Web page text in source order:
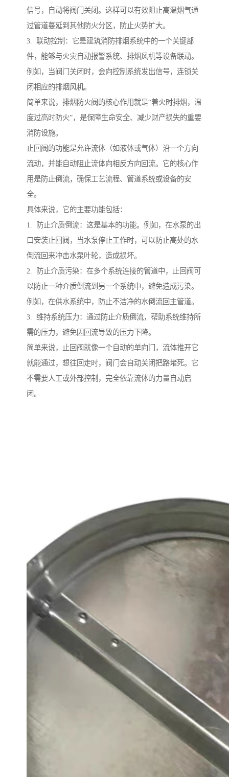
信号，自动将阀门关闭。这样可以有效阻止高温烟气通
过管道蔓延到其他防火分区，防止火势扩大。
3. 联动控制：它是建筑消防排烟系统中的一个关键部
件，能够与火灾自动报警系统、排烟风机等设备联动。
例如，当阀门关闭时，会向控制系统发出信号，连锁关
闭相应的排烟风机。
简单来说，排烟防火阀的核心作用就是“着火时排烟，温
度过高时防火”，是保障生命安全、减少财产损失的重要
消防设施。
止回阀的功能是允许流体（如液体或气体）沿一个方向
流动，并能自动阻止流体向相反方向回流。它的核心作
用是防止倒流，确保工艺流程、管道系统或设备的安
全。
具体来说，它的主要功能包括：
1. 防止介质倒流：这是基本的功能。例如，在水泵的出
口安装止回阀，当水泵停止工作时，可以防止高处的水
倒流回来冲击水泵叶轮，造成损坏。
2. 防止介质污染：在多个系统连接的管道中，止回阀可
以防止一种介质倒流到另一个系统中，避免造成污染。
例如，在供水系统中，防止不洁净的水倒流回主管道。
3. 维持系统压力：通过防止介质倒流，帮助系统维持所
需的压力，避免因回流导致的压力下降。
简单来说，止回阀就像一个自动的单向门，流体推开它
就能通过，想往回走时，阀门会自动关闭把路堵死。它
不需要人工或外部控制，完全依靠流体的力量自动启
闭。